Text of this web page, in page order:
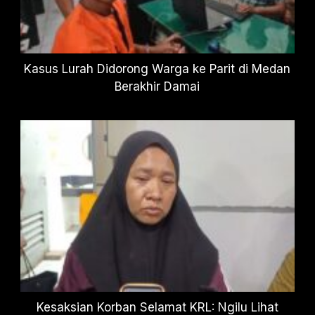
Kasus Lurah Didorong Warga ke Parit di Medan
Berakhir Damai
Kesaksian Korban Selamat KRL: Ngilu Lihat